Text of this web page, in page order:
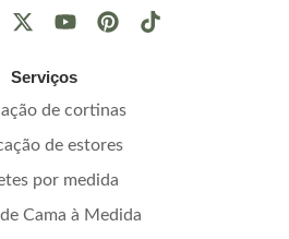
Serviços
de cortinas
de estores
por medida
Cama à Medida